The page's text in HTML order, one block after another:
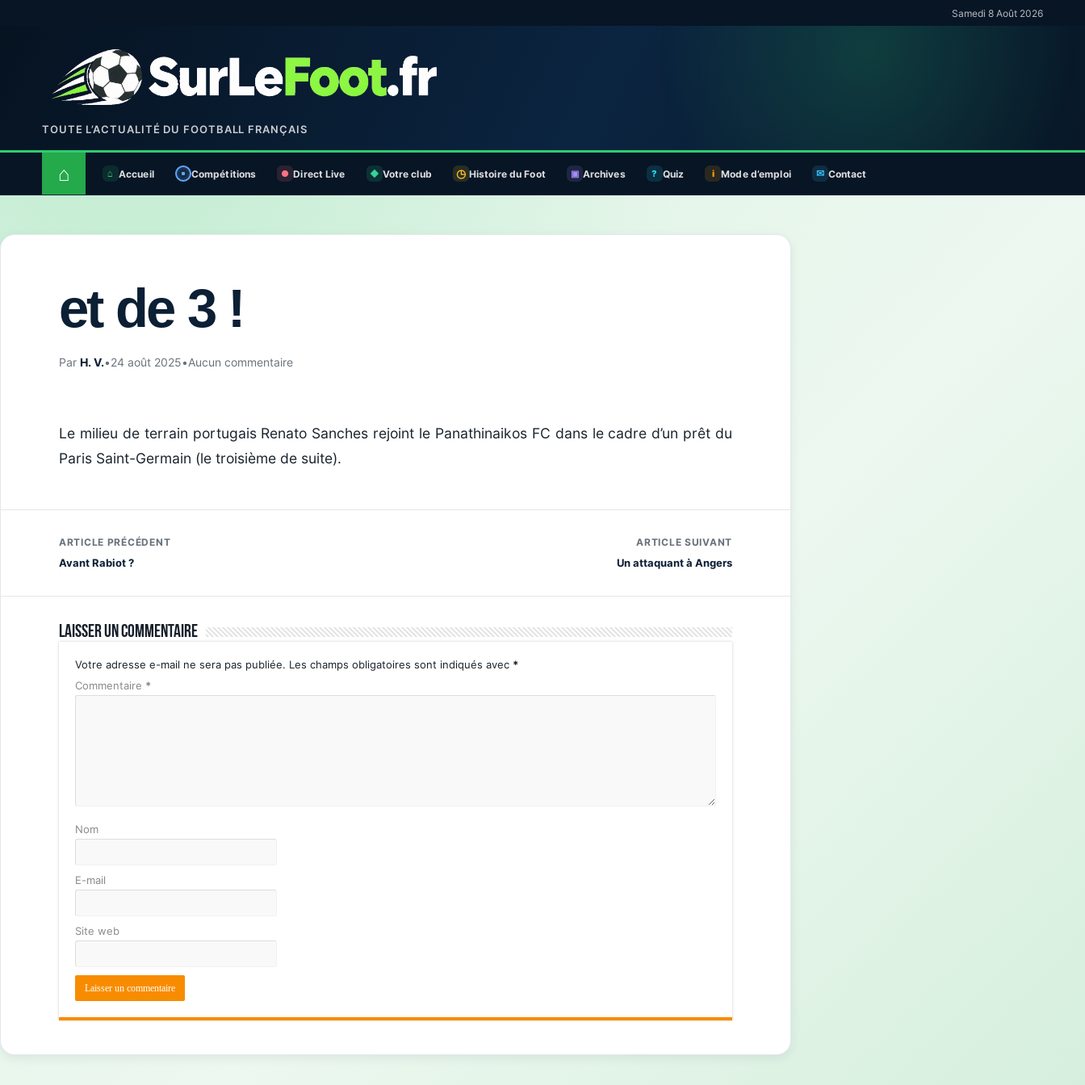
Samedi 8 Août 2026
TOUTE L’ACTUALITÉ DU FOOTBALL FRANÇAIS
⌂ Accueil Compétitions Direct Live Votre club Histoire du Foot Archives Quiz Mode d’emploi Contact
et de 3 !
Par H. V.•24 août 2025•Aucun commentaire
Le milieu de terrain portugais Renato Sanches rejoint le Panathinaikos FC dans le cadre d’un prêt du
Paris Saint-Germain (le troisième de suite).
ARTICLE PRÉCÉDENT
Avant Rabiot ?
ARTICLE SUIVANT
Un attaquant à Angers
Laisser un commentaire
Votre adresse e-mail ne sera pas publiée. Les champs obligatoires sont indiqués avec *
Commentaire *
Nom
E-mail
Site web